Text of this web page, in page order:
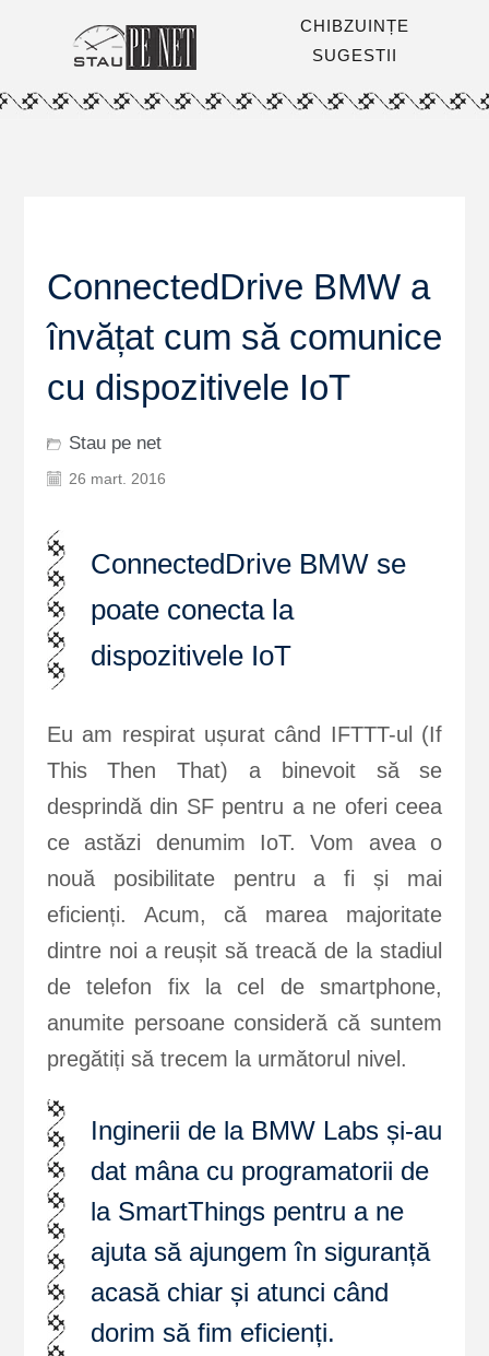
CHIBZUINȚE
SUGESTII
ConnectedDrive BMW a
învățat cum să comunice
cu dispozitivele IoT
Stau pe net
26 mart. 2016
ConnectedDrive BMW se
poate conecta la
dispozitivele IoT
Eu am respirat ușurat când IFTTT-ul (If
This Then That) a binevoit să se
desprindă din SF pentru a ne oferi ceea
ce astăzi denumim IoT. Vom avea o
nouă posibilitate pentru a fi și mai
eficienți. Acum, că marea majoritate
dintre noi a reușit să treacă de la stadiul
de telefon fix la cel de smartphone,
anumite persoane consideră că suntem
pregătiți să trecem la următorul nivel.
Inginerii de la BMW Labs și-au
dat mâna cu programatorii de
la SmartThings pentru a ne
ajuta să ajungem în siguranță
acasă chiar și atunci când
dorim să fim eficienți.